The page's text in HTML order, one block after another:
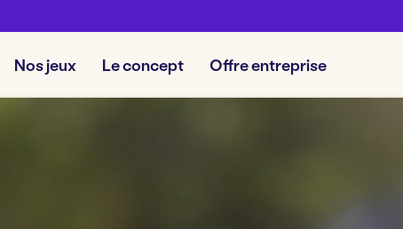
Nos jeux Le concept Offre entreprise